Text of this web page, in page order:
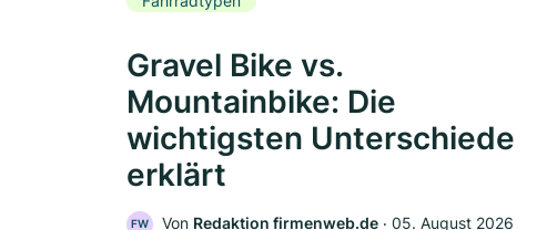
Gravel Bike vs.
Mountainbike: Die
wichtigsten Unterschiede
erklärt
FW Von Redaktion firmenweb.de ‧ 05. August 2026